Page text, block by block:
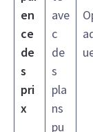
en
ce
de
s
pri
x
ave
c
de
s
pla
ns
pu